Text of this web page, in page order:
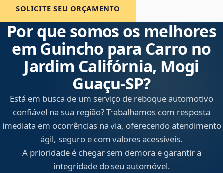
SOLICITE SEU ORÇAMENTO
Por que somos os melhores
em Guincho para Carro no
Jardim Califórnia, Mogi
Guaçu‑SP?
Está em busca de um serviço de reboque automotivo
confiável na sua região? Trabalhamos com resposta
imediata em ocorrências na via, oferecendo atendimento
ágil, seguro e com valores acessíveis.
A prioridade é chegar sem demora e garantir a
integridade do seu automóvel.